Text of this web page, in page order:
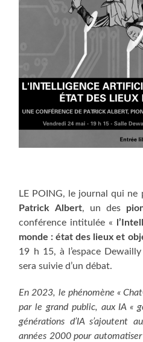
LE POING, le journal qui
Patrick Albert, un des
conférence intitulée «
monde : état des lieux et
19 h 15, à l’espace
sera suivie d’un débat.
En 2023, le phénomène «
par le grand public, aux IA «
générations d’IA s’ajou­tent
années 2000 pour